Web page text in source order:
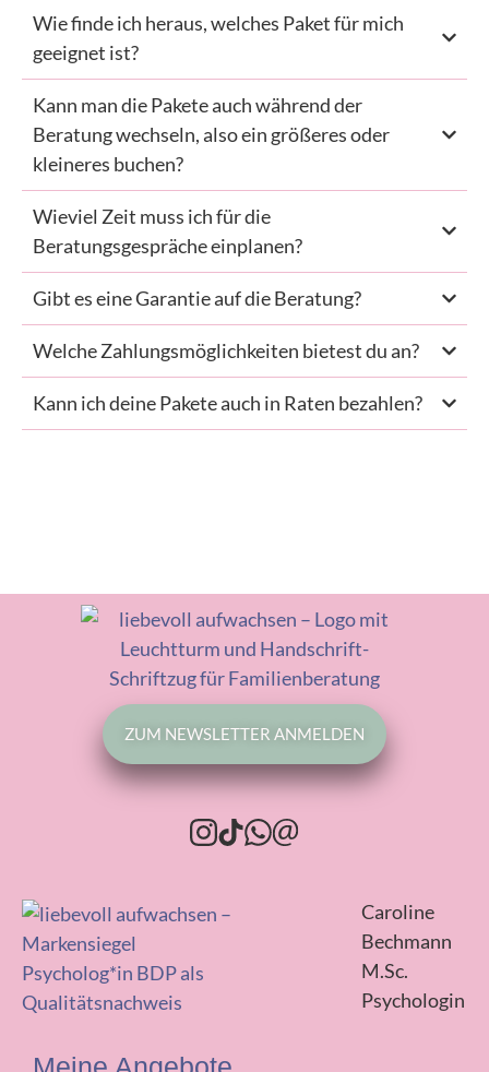
Wie finde ich heraus, welches Paket für mich
geeignet ist?
Kann man die Pakete auch während der
Beratung wechseln, also ein größeres oder
kleineres buchen?
Wieviel Zeit muss ich für die
Beratungsgespräche einplanen?
Gibt es eine Garantie auf die Beratung?
Welche Zahlungsmöglichkeiten bietest du an?
Kann ich deine Pakete auch in Raten bezahlen?
ZUM NEWSLETTER ANMELDEN
Caroline
Bechmann
M.Sc.
Psychologin